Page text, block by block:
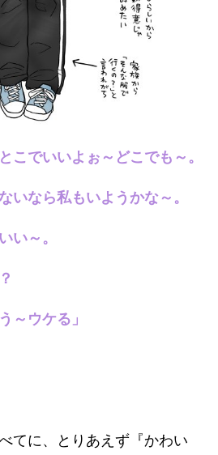
こでいいよぉ～どこでも～。
なら私もいようかな～。
い～。
～ウケる」
てに、とりあえず『かわい